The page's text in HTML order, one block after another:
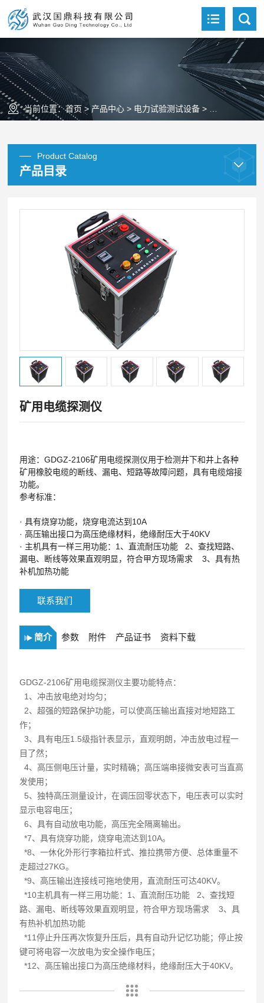
当前位置：首页 >产品中心 > 电力试验测试设备 > 电缆故障测试
Product Catalog
产品目录
矿用电缆探测仪
用途：GDGZ-2106矿用电缆探测仪用于检测井下和井上各种
矿用橡胶电缆的断线、漏电、短路等故障问题，具有电缆熔接
功能。
参考标准：
· 具有烧穿功能，烧穿电流达到10A
· 高压输出接口为高压绝缘材料，绝缘耐压大于40KV
· 主机具有一样三用功能：1、直流耐压功能 2、查找短路、
漏电、断线等效果直观明显，符合甲方现场需求 3、具有热
补机加热功能
联系我们
简介 参数 附件 产品证书 资料下载
GDGZ-2106矿用电缆探测仪主要功能特点：
1、冲击放电绝对均匀；
2、超强的短路保护功能，可以使高压输出直接对地短路工
作；
3、具有电压1.5级指针表显示，直观明朗，冲击放电过程一
目了然；
4、高压侧电压计量，实时精确；高压端串接微安表可当直高
发使用；
5、独特高压测量设计，在调压回零状态下，电压表可以实时
显示电容电压；
6、具有自动放电功能，高压完全隔离输出。
*7、具有烧穿功能，烧穿电流达到10A。
*8、一休化外形行李箱拉杆式、推拉携带方便、总体重量不
走超过27KG。
*9、高压输出连接线可拖地使用，直流耐压可达40KV。
*10主机具有一样三用功能：1、直流耐压功能 2、查找短
路、漏电、断线等效果直观明显，符合甲方现场需求 3、具
有热补机加热功能
*11停止升压再次恢复升压后，具有自动升记忆功能；停止按
键可将电容一次放电为安全操作电压；
*12、高压输出接口为高压绝缘材料，绝缘耐压大于40KV。